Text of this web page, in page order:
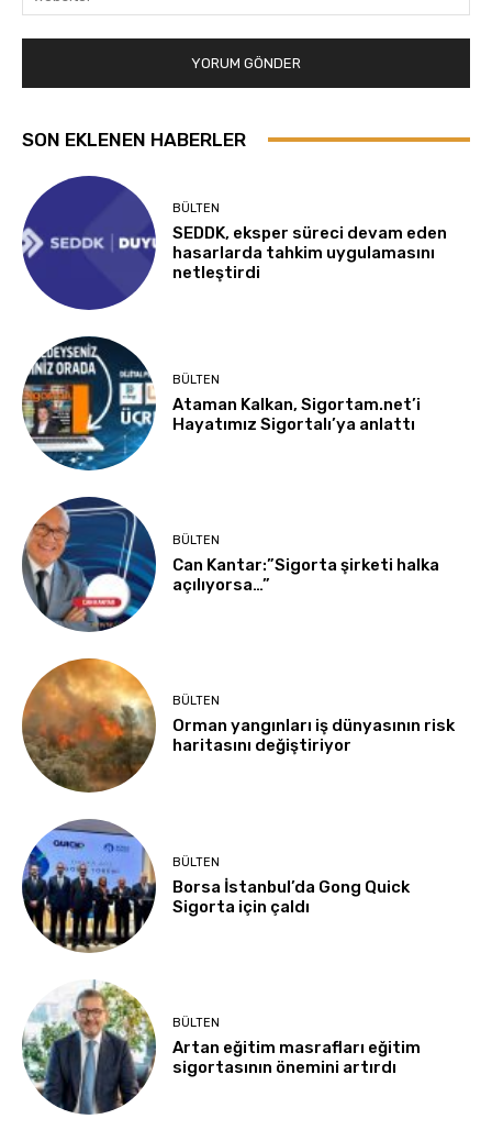
SON EKLENEN HABERLER
BÜLTEN
SEDDK, eksper süreci devam eden
hasarlarda tahkim uygulamasını
netleştirdi
BÜLTEN
Ataman Kalkan, Sigortam.net’i
Hayatımız Sigortalı’ya anlattı
BÜLTEN
Can Kantar:”Sigorta şirketi halka
açılıyorsa…”
BÜLTEN
Orman yangınları iş dünyasının risk
haritasını değiştiriyor
BÜLTEN
Borsa İstanbul’da Gong Quick
Sigorta için çaldı
BÜLTEN
Artan eğitim masrafları eğitim
sigortasının önemini artırdı